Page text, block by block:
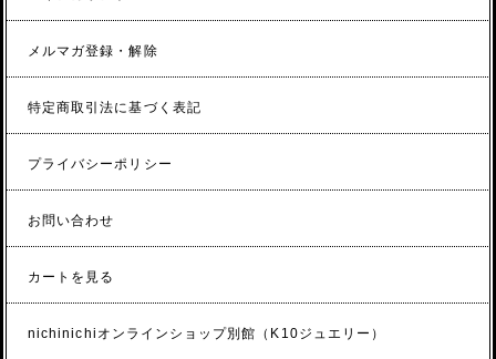
メルマガ登録・解除
特定商取引法に基づく表記
プライバシーポリシー
お問い合わせ
カートを見る
nichinichiオンラインショップ別館（K10ジュエリー）